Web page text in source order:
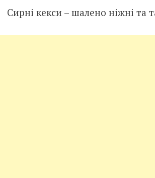
Сирні кекси – шалено ніжні та